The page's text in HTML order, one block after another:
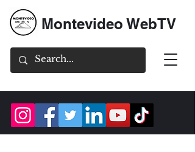
Montevideo WebTV